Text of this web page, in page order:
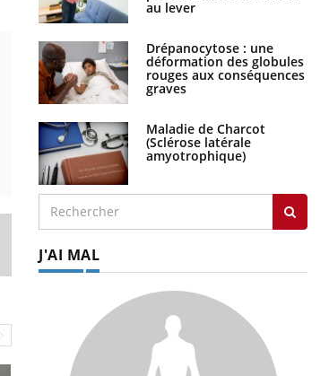
déformation des globules
rouges aux conséquences
graves
(Sclérose latérale
amyotrophique)